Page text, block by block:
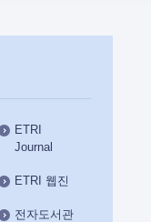
ETRI
Journal
ETRI 웹진
전자도서관